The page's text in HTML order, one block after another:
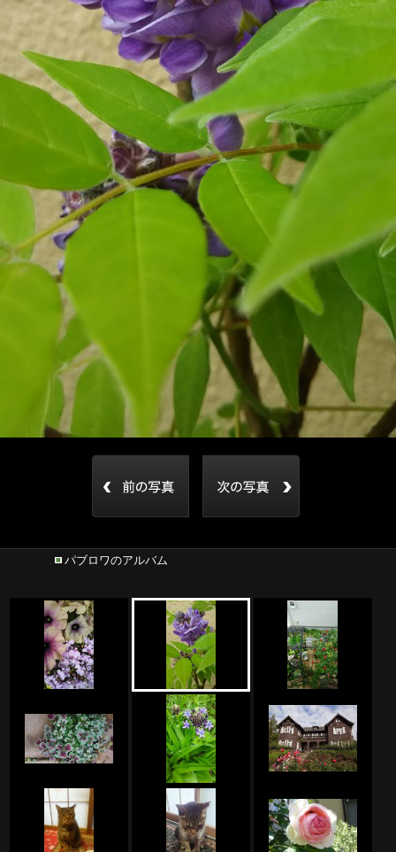
パブロワのアルバム